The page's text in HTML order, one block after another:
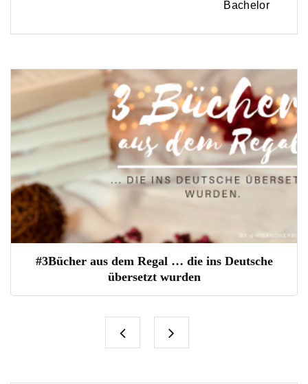
Bachelor
#3Bücher aus dem Regal … die ins Deutsche
übersetzt wurden